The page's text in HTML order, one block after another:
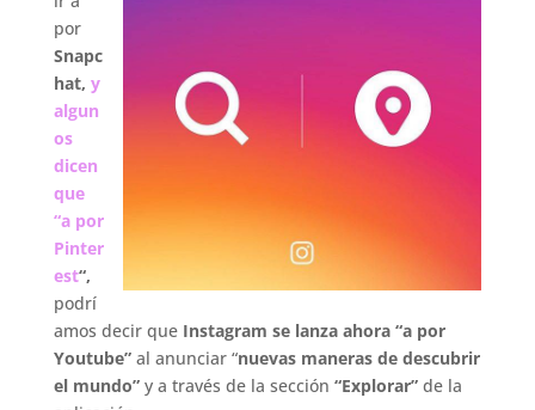
por
Snapc
hat, y
algun
os
dicen
que
“a por
Pinter
est“,
podrí
amos decir que Instagram se lanza ahora “a por
Youtube”al anunciar “nuevas maneras de descubrir
el mundo”y a través de la sección “Explorar”de la